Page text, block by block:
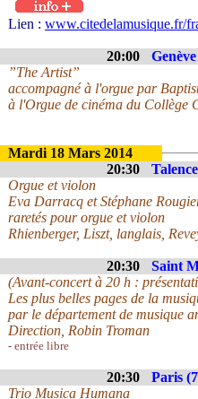
Lien : www.citedelamusique.fr/
20:00
”The Artist”
accompagné à l'orgue par
à l'Orgue de cinéma du Collège
Mardi 18 Mars 2014
20:30
Orgue et violon
Eva Darracq et Stéphane
raretés pour orgue et violon
Rhienberger, Liszt, langlais,
20:30 Saint
(Avant-concert à 20 h :
Les plus belles pages de la
par le département de musique
Direction, Robin Troman
- entrée libre
20:30 Paris
Trio Musica Humana